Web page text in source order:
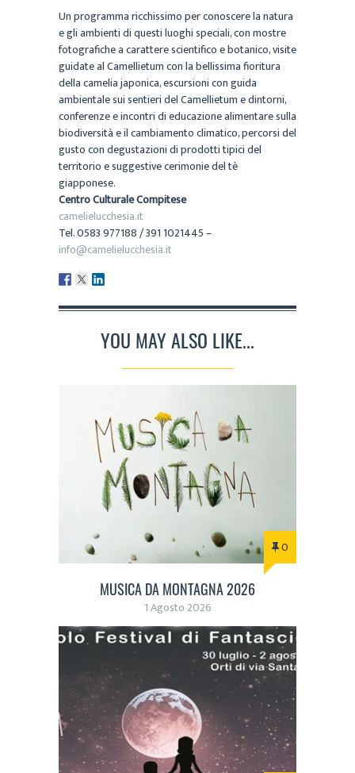
Un programma ricchissimo per conoscere la natura
e gli ambienti di questi luoghi speciali, con mostre
fotografiche a carattere scientifico e botanico, visite
guidate al Camellietum con la bellissima fioritura
della camelia japonica, escursioni con guida
ambientale sui sentieri del Camellietum e dintorni,
conferenze e incontri di educazione alimentare sulla
biodiversità e il cambiamento climatico, percorsi del
gusto con degustazioni di prodotti tipici del
territorio e suggestive cerimonie del tè
giapponese.
Centro Culturale Compitese
camelielucchesia.it
Tel. 0583 977188 / 391 1021445 –
info@camelielucchesia.it
YOU MAY ALSO LIKE...
0
MUSICA DA MONTAGNA 2026
1 Agosto 2026